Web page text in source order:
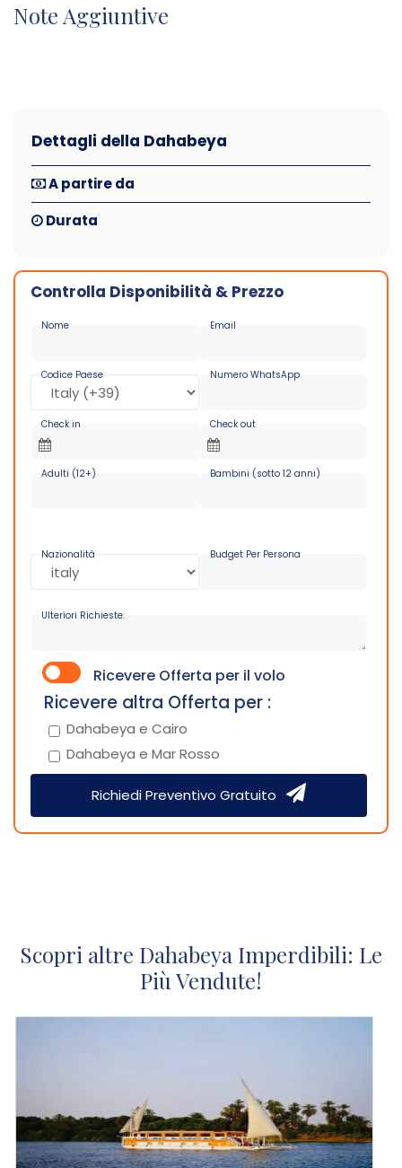
Note Aggiuntive
Dettagli della Dahabeya
A partire da
Durata
Controlla Disponibilità & Prezzo
Nome Email
Codice Paese Numero WhatsApp
Check in Check out
Adulti (12+) Bambini (sotto 12 anni)
Nazionalità Budget Per Persona
Ulteriori Richieste:
Ricevere Offerta per il volo
Ricevere altra Offerta per :
Dahabeya e Cairo
Dahabeya e Mar Rosso
Richiedi Preventivo Gratuito
Scopri altre Dahabeya Imperdibili: Le
Più Vendute!